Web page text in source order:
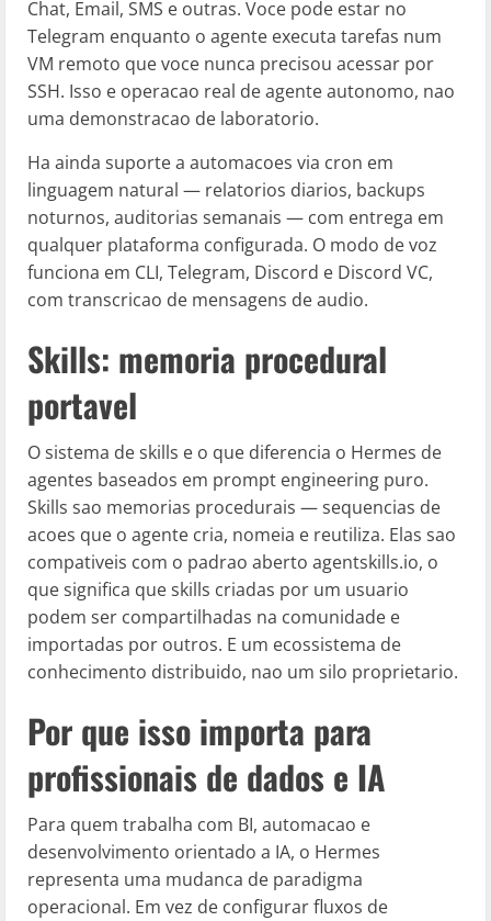
Chat, Email, SMS e outras. Voce pode estar no
Telegram enquanto o agente executa tarefas num
VM remoto que voce nunca precisou acessar por
SSH. Isso e operacao real de agente autonomo, nao
uma demonstracao de laboratorio.
Ha ainda suporte a automacoes via cron em
linguagem natural — relatorios diarios, backups
noturnos, auditorias semanais — com entrega em
qualquer plataforma configurada. O modo de voz
funciona em CLI, Telegram, Discord e Discord VC,
com transcricao de mensagens de audio.
Skills: memoria procedural
portavel
O sistema de skills e o que diferencia o Hermes de
agentes baseados em prompt engineering puro.
Skills sao memorias procedurais — sequencias de
acoes que o agente cria, nomeia e reutiliza. Elas sao
compativeis com o padrao aberto agentskills.io, o
que significa que skills criadas por um usuario
podem ser compartilhadas na comunidade e
importadas por outros. E um ecossistema de
conhecimento distribuido, nao um silo proprietario.
Por que isso importa para
profissionais de dados e IA
Para quem trabalha com BI, automacao e
desenvolvimento orientado a IA, o Hermes
representa uma mudanca de paradigma
operacional. Em vez de configurar fluxos de